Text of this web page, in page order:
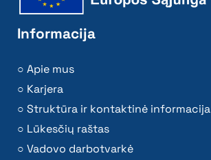
Informacija
Apie mus
Karjera
Struktūra ir kontaktinė informacija
Lūkesčių raštas
Vadovo darbotvarkė